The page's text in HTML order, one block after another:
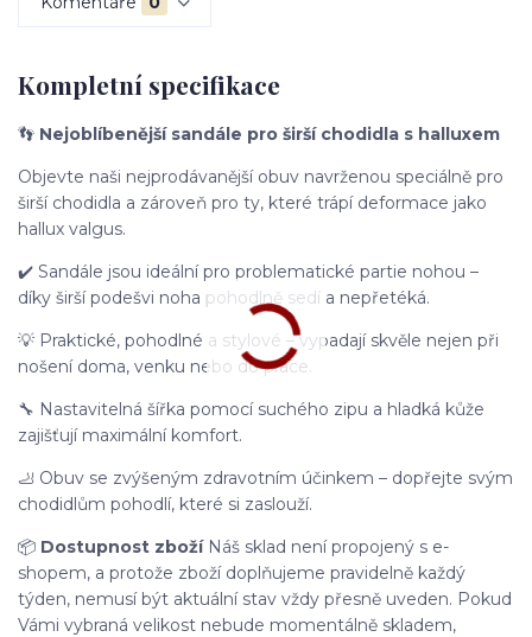
Kompletní specifikace
👣 Nejoblíbenější sandále pro širší chodidla s halluxem
Objevte naši nejprodávanější obuv navrženou speciálně pro
širší chodidla a zároveň pro ty, které trápí deformace jako
hallux valgus.
✔️ Sandále jsou ideální pro problematické partie nohou –
díky širší podešvi noha pohodlně sedí a nepřetéká.
💡 Praktické, pohodlné a stylové – vypadají skvěle nejen při
nošení doma, venku nebo do práce.
🔧 Nastavitelná šířka pomocí suchého zipu a hladká kůže
zajišťují maximální komfort.
🦶 Obuv se zvýšeným zdravotním účinkem – dopřejte svým
chodidlům pohodlí, které si zaslouží.
📦 Dostupnost zbožíNáš sklad není propojený s e-
shopem, a protože zboží doplňujeme pravidelně každý
týden, nemusí být aktuální stav vždy přesně uveden. Pokud
Vámi vybraná velikost nebude momentálně skladem,